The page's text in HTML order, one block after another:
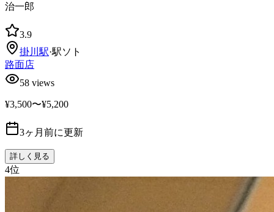
治一郎
3.9
掛川 駅·駅ソト
路面店
58 views
¥3,500〜¥5,200
3ヶ月前に更新
詳しく見る
4位